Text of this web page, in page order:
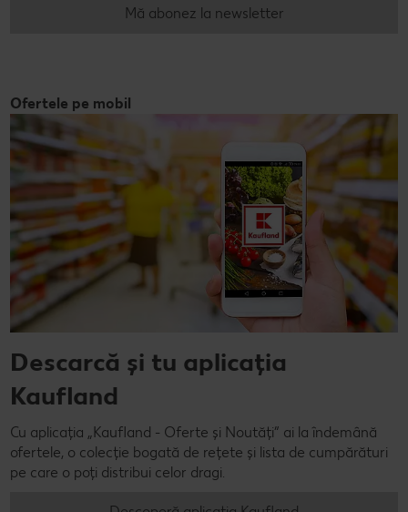
Mă abonez la newsletter
Ofertele pe mobil
Descarcă și tu aplicația
Kaufland
Cu aplicația „Kaufland - Oferte și Noutăți” ai la îndemână
ofertele, o colecție bogată de rețete și lista de cumpărături
pe care o poți distribui celor dragi.